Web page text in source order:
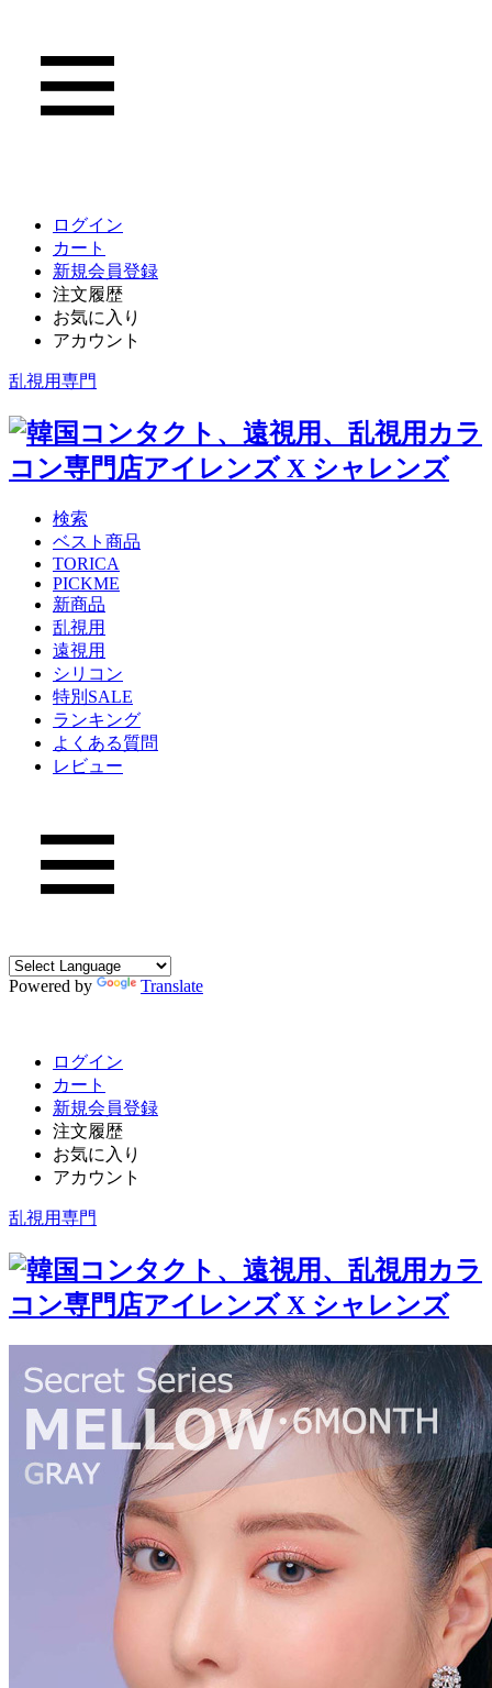
ログイン
カート
新規会員登録
注文履歴
お気に入り
アカウント
乱視用専門
検索
ベスト商品
TORICA
PICKME
新商品
乱視用
遠視用
シリコン
特別SALE
ランキング
よくある質問
レビュー
Powered by Translate
ログイン
カート
新規会員登録
注文履歴
お気に入り
アカウント
乱視用専門